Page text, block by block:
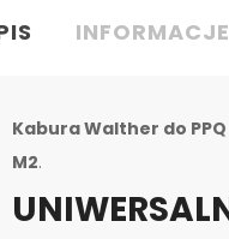
Kabura Walther do PPQ
M2.